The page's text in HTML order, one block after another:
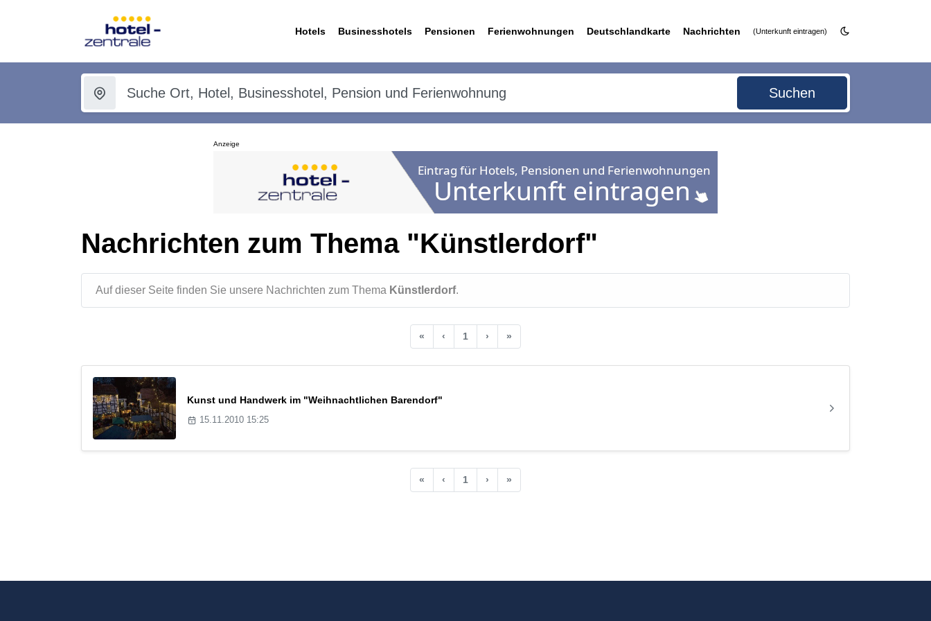
Hotels Businesshotels Pensionen Ferienwohnungen Deutschlandkarte Nachrichten (Unterkunft eintragen)
Suchen
Anzeige
Nachrichten zum Thema "Künstlerdorf"
Auf dieser Seite finden Sie unsere Nachrichten zum Thema Künstlerdorf.
« ‹ 1 › »
Kunst und Handwerk im "Weihnachtlichen Barendorf"
15.11.2010 15:25
« ‹ 1 › »